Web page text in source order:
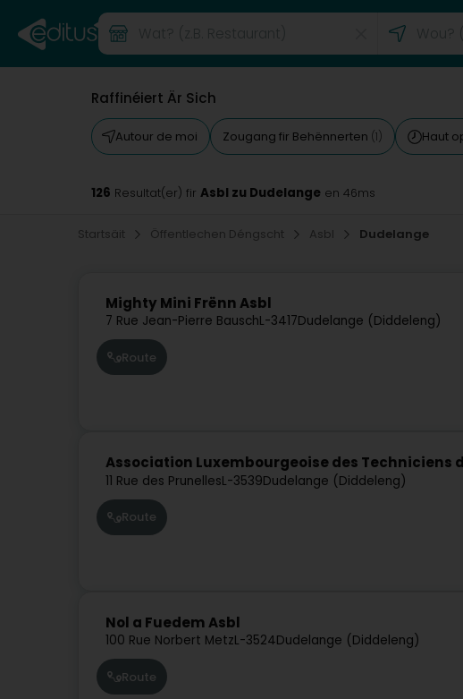
Raffinéiert Är Sich
Autour de moi Zougang fir Behënnerten (1) Haut
126 Resultat(er) fir Asbl zu Dudelange en 46ms
Startsäit Öffentlechen Déngscht Asbl Dudelange
Mighty Mini Frënn Asbl
7 Rue Jean-Pierre BauschL-3417Dudelange (Diddeleng)
Route
Association Luxembourgeoise des Techniciens
11 Rue des PrunellesL-3539Dudelange (Diddeleng)
Route
Nol a Fuedem Asbl
100 Rue Norbert MetzL-3524Dudelange (Diddeleng)
Route